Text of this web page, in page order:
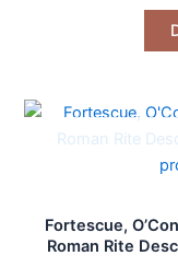
Fortescue,
Roman Rite